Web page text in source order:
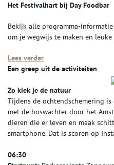
Het Festivalhart bij Day Foodbar
Bekijk alle programma-
om je wegwijs te maken en
Lees verder
Een greep uit de activiteiten
Zo kiek je de natuur
Tijdens de ochtendschemering
met de boswachter door het
dieren die er leven en maak
smartphone. Dat is scoren op
06:30